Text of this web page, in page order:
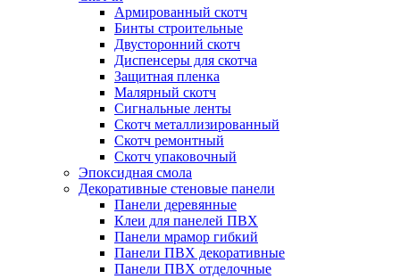
Армированный скотч
Бинты строительные
Двусторонний скотч
Диспенсеры для скотча
Защитная пленка
Малярный скотч
Сигнальные ленты
Скотч металлизированный
Скотч ремонтный
Скотч упаковочный
Эпоксидная смола
Декоративные стеновые панели
Панели деревянные
Клеи для панелей ПВХ
Панели мрамор гибкий
Панели ПВХ декоративные
Панели ПВХ отделочные